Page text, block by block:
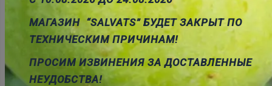
Pievienot
grozamМАГАЗИН “SALVATS” БУДЕТ ЗАКРЫТ ПО
ТЕХНИЧЕСКИМ ПРИЧИНАМ!
ПРОСИМ ИЗВИНЕНИЯ ЗА ДОСТАВЛЕННЫЕ
НЕУДОБСТВА!